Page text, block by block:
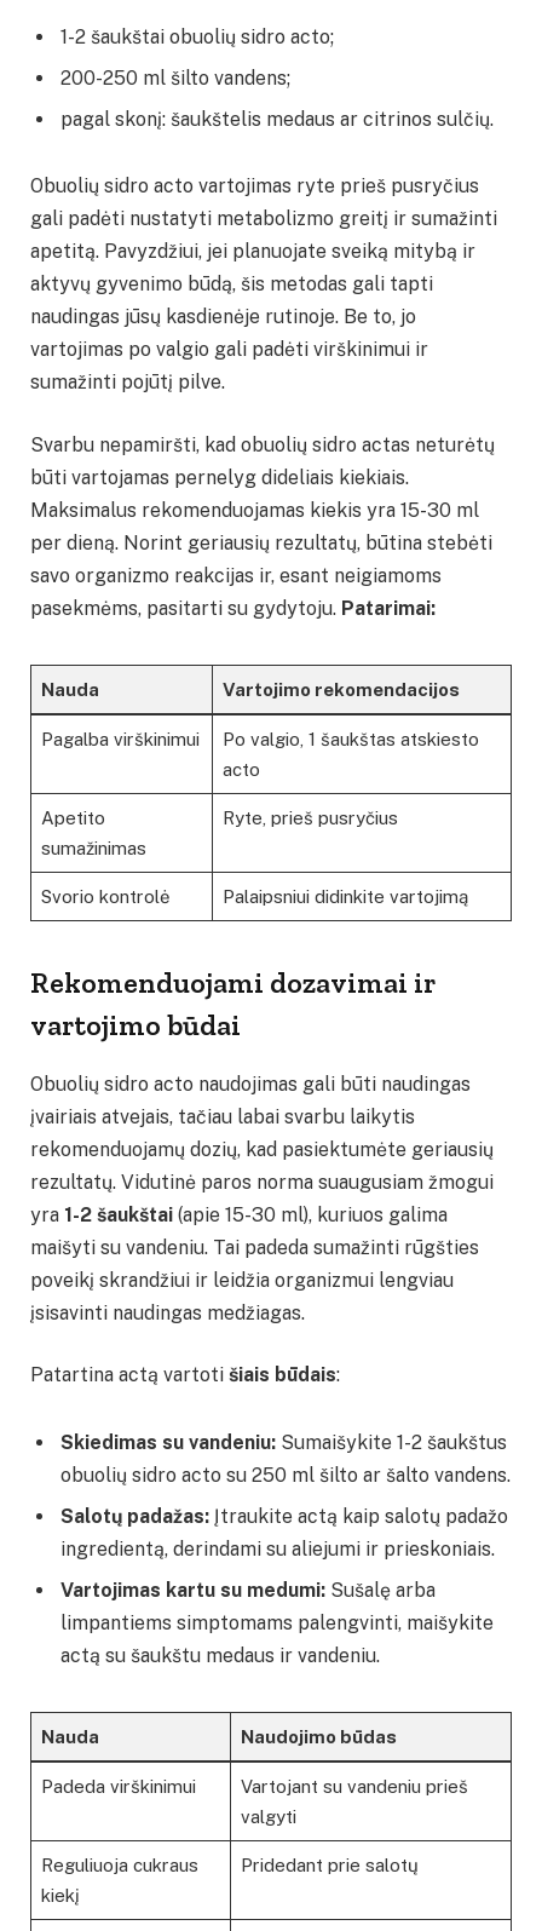
1-2 šaukštai obuolių sidro acto;
200-250 ml šilto vandens;
pagal skonį: šaukštelis medaus ar citrinos sulčių.
Obuolių sidro acto vartojimas ryte prieš pusryčius
gali padėti nustatyti metabolizmo greitį ir sumažinti
apetitą. Pavyzdžiui, jei planuojate sveiką mitybą ir
aktyvų gyvenimo būdą, šis metodas gali tapti
naudingas jūsų kasdienėje rutinoje. Be to, jo
vartojimas po valgio gali padėti virškinimui ir
sumažinti pojūtį pilve.
Svarbu nepamiršti, kad obuolių sidro actas neturėtų
būti vartojamas pernelyg dideliais kiekiais.
Maksimalus rekomenduojamas kiekis yra 15-30 ml
per dieną. Norint geriausių rezultatų, būtina stebėti
savo organizmo reakcijas ir, esant neigiamoms
pasekmėms, pasitarti su gydytoju. Patarimai:
Nauda Vartojimo rekomendacijos
Pagalba virškinimui
Po valgio, 1 šaukštas atskiesto
acto
Apetito
sumažinimas
Ryte, prieš pusryčius
Svorio kontrolė Palaipsniui didinkite vartojimą
Rekomenduojami dozavimai ir
vartojimo būdai
Obuolių sidro acto naudojimas gali būti naudingas
įvairiais atvejais, tačiau labai svarbu laikytis
rekomenduojamų dozių, kad pasiektumėte geriausių
rezultatų. Vidutinė paros norma suaugusiam žmogui
yra 1-2 šaukštai (apie 15-30 ml), kuriuos galima
maišyti su vandeniu. Tai padeda sumažinti rūgšties
poveikį skrandžiui ir leidžia organizmui lengviau
įsisavinti naudingas medžiagas.
Patartina actą vartoti šiais būdais:
Skiedimas su vandeniu: Sumaišykite 1-2 šaukštus
obuolių sidro acto su 250 ml šilto ar šalto vandens.
Salotų padažas: Įtraukite actą kaip salotų padažo
ingredientą, derindami su aliejumi ir prieskoniais.
Vartojimas kartu su medumi: Sušalę arba
limpantiems simptomams palengvinti, maišykite
actą su šaukštu medaus ir vandeniu.
Nauda Naudojimo būdas
Padeda virškinimui
Vartojant su vandeniu prieš
valgyti
Reguliuoja cukraus
kiekį
Pridedant prie salotų